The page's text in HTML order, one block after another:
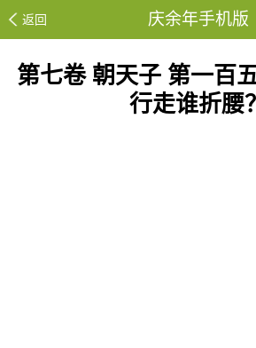
返回 庆余年手机版
第七卷 朝天子 第一百
行走谁折腰？